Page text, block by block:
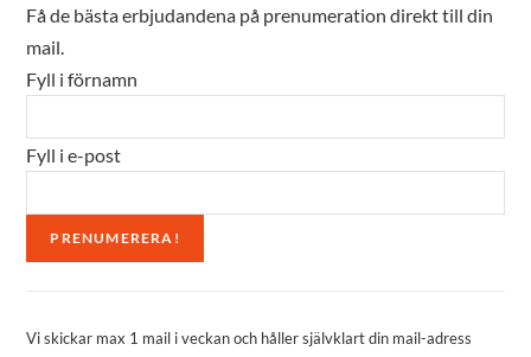
Få de bästa erbjudandena på prenumeration direkt till din
mail.
Fyll i förnamn
Fyll i e-post
Vi skickar max 1 mail i veckan och håller självklart din mail-adress